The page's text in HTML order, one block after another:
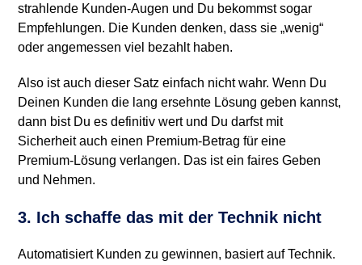
strahlende Kunden-Augen und Du bekommst sogar
Empfehlungen. Die Kunden denken, dass sie „wenig“
oder angemessen viel bezahlt haben.
Also ist auch dieser Satz einfach nicht wahr. Wenn Du
Deinen Kunden die lang ersehnte Lösung geben kannst,
dann bist Du es definitiv wert und Du darfst mit
Sicherheit auch einen Premium-Betrag für eine
Premium-Lösung verlangen. Das ist ein faires Geben
und Nehmen.
3. Ich schaffe das mit der Technik nicht
Automatisiert Kunden zu gewinnen, basiert auf Technik.